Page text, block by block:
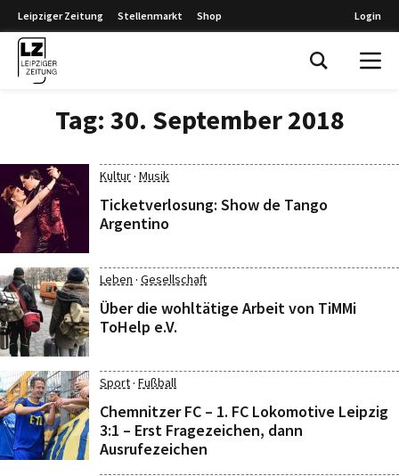
Leipziger Zeitung Stellenmarkt Shop Login
Tag: 30. September 2018
Kultur· Musik
Ticketverlosung: Show de Tango
Argentino
Leben · Gesellschaft
Über die wohltätige Arbeit von TiMMi
ToHelp e.V.
Sport· Fußball
Chemnitzer FC – 1. FC Lokomotive Leipzig
3:1 – Erst Fragezeichen, dann
Ausrufezeichen